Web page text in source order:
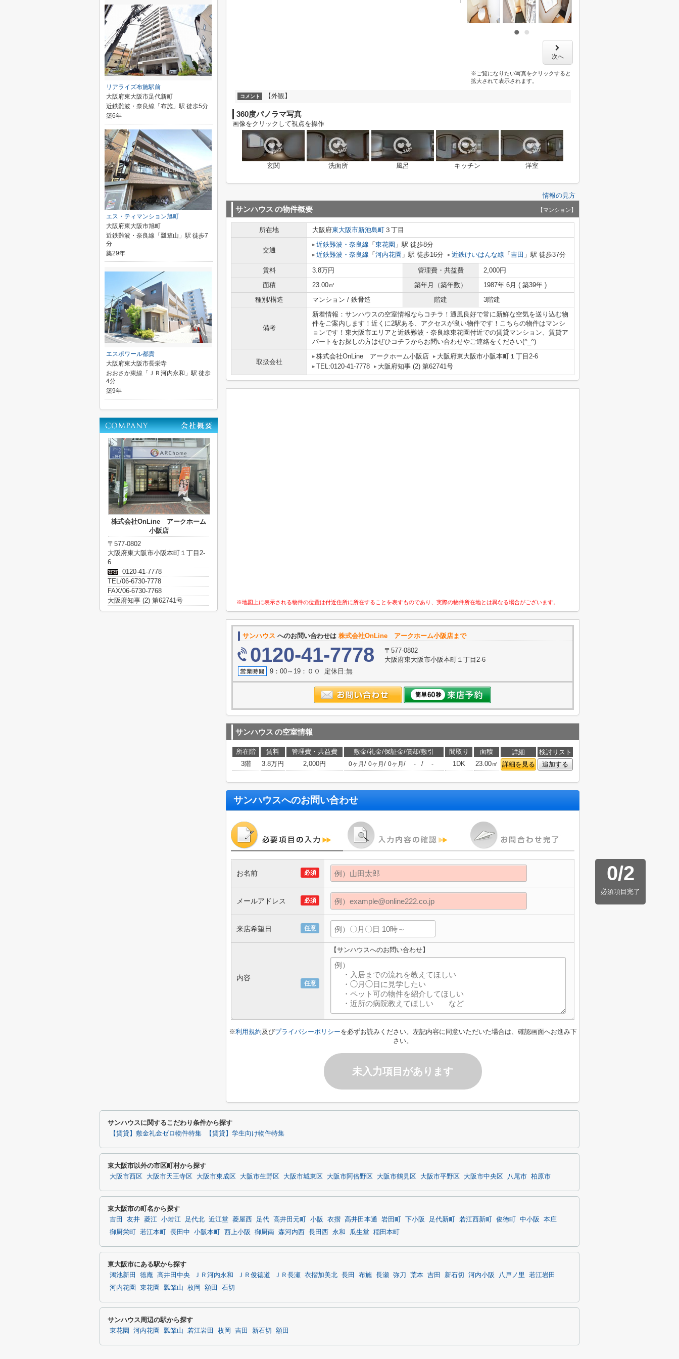
次へ
※ご覧になりたい写真をクリックすると
拡大されて表示されます。
コメント 【外観】
360度パノラマ写真
画像をクリックして視点を操作
玄関 洗面所 風呂 キッチン 洋室
情報の見方
サンハウス の物件概要 【マンション】
所在地 大阪府東大阪市新池島町 ３丁目
交通
近鉄難波・奈良線 「 東花園 」駅 徒歩8分
近鉄難波・奈良線 「 河内花園 」駅 徒歩16分 近鉄けいはんな線 「 吉田 」駅 徒歩37分
賃料 3.8万円 管理費・共益費
2,000円
面積
23.00㎡ 築年月（築年数）
1987年 6月 ( 築39年 )
種別/構造
マンション / 鉄骨造 階建 3階建
備考
新着情報：サンハウスの空室情報ならコチラ！通風良好で常に新鮮な空気を送り込む物
件をご案内します！近くに2駅ある、アクセスが良い物件です！こちらの物件はマンシ
ョンです！東大阪市エリアと近鉄難波・奈良線東花園付近での賃貸マンション、賃貸ア
パートをお探しの方はぜひコチラからお問い合わせやご連絡をください(^_^)
取扱会社
株式会社OnLine アークホーム小阪店
大阪府東大阪市小阪本町１丁目2-6
TEL:0120-41-7778
大阪府知事 (2) 第62741号
※地図上に表示される物件の位置は付近住所に所在することを表すものであり、実際の物件所在地とは異なる場合がございます。
サンハウス へのお問い合わせは 株式会社OnLine アークホーム小阪店まで
0120-41-7778
〒577-0802
大阪府東大阪市小阪本町１丁目2-6
9：00～19：００ 定休日:無
サンハウス の空室情報
所在階 賃料 管理費・共益費 敷金/礼金/保証金/償却/敷引 間取り 面積 詳細
検討リスト
3階
3.8万円 2,000円 0ヶ月 / 0ヶ月 / 0ヶ月 / - / - 1DK 23.00㎡ 詳細を見る 追加する
サンハウスへのお問い合わせ
0/2
必須項目完了
必須
お名前
必須
メールアドレス
任意
来店希望日
任意
内容
【サンハウスへのお問い合わせ】
※利用規約及びプライバシーポリシーを必ずお読みください。左記内容に同意いただいた場合は、確認画面へお進み下
さい。
未入力項目があります
リアライズ布施駅前
大阪府東大阪市足代新町
近鉄難波・奈良線「布施」駅 徒歩5分
築6年
エス・ティマンション旭町
大阪府東大阪市旭町
近鉄難波・奈良線「瓢箪山」駅 徒歩7
分
築29年
エスポワール都貴
大阪府東大阪市長栄寺
おおさか東線「ＪＲ河内永和」駅 徒歩
4分
築9年
株式会社OnLine アークホーム
小阪店
〒577-0802
大阪府東大阪市小阪本町１丁目2-
6
0120-41-7778
TEL/06-6730-7778
FAX/06-6730-7768
大阪府知事 (2) 第62741号
サンハウスに関するこだわり条件から探す
【賃貸】敷金礼金ゼロ物件特集 【賃貸】学生向け物件特集
東大阪市以外の市区町村から探す
大阪市西区 大阪市天王寺区 大阪市東成区 大阪市生野区 大阪市城東区 大阪市阿倍野区 大阪市鶴見区 大阪市平野区 大阪市中央区 八尾市 柏原市
東大阪市の町名から探す
吉田 友井 菱江 小若江 足代北 近江堂 菱屋西 足代 高井田元町 小阪 衣摺 高井田本通 岩田町 下小阪 足代新町 若江西新町 俊徳町 中小阪
本庄
御厨栄町
若江本町 長田中 小阪本町 西上小阪 御厨南 森河内西 長田西 永和 瓜生堂 稲田本町
東大阪市にある駅から探す
鴻池新田 徳庵 高井田中央 ＪＲ河内永和 ＪＲ俊徳道 ＪＲ長瀬 衣摺加美北 長田 布施 長瀬 弥刀 荒本 吉田 新石切 河内小阪 八戸ノ里
若江岩田
河内花園
東花園 瓢箪山 枚岡 額田 石切
サンハウス周辺の駅から探す
東花園 河内花園 瓢箪山 若江岩田 枚岡 吉田 新石切 額田